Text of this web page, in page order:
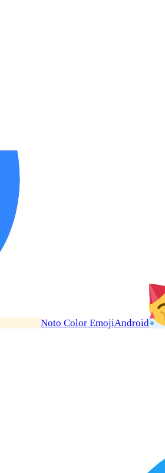
Noto Color EmojiAndroid